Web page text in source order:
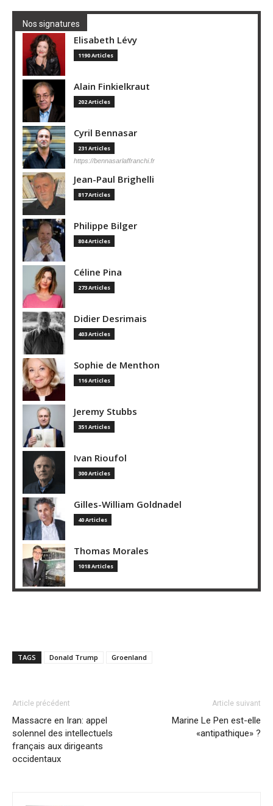
Nos signatures
Elisabeth Lévy
1190 Articles
Alain Finkielkraut
202 Articles
Cyril Bennasar
231 Articles
https://bennasarlaffranchi.fr
Jean-Paul Brighelli
817 Articles
Philippe Bilger
804 Articles
Céline Pina
273 Articles
Didier Desrimais
403 Articles
Sophie de Menthon
116 Articles
Jeremy Stubbs
351 Articles
Ivan Rioufol
300 Articles
Gilles-William Goldnadel
40 Articles
Thomas Morales
1018 Articles
TAGS Donald Trump Groenland
Article précédent
Massacre en Iran: appel
solennel des intellectuels
français aux dirigeants
occidentaux
Article suivant
Marine Le Pen est-elle
«antipathique» ?